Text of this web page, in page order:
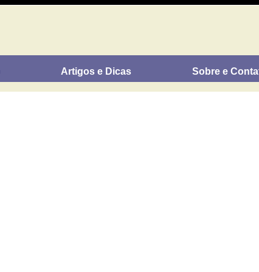
Artigos e Dicas Sobre e